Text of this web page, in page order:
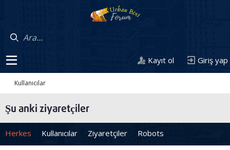
Kayıt ol Giriş yap
Kullanıcılar
Şu anki ziyaretçiler
Herkes Kullanıcılar Ziyaretçiler Robots